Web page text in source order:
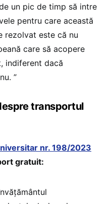
un pic de timp să intre
pentru care această
rezolvat este că nu
care să acopere
indiferent dacă
”
transportul
nr. 198/2023
gratuit: